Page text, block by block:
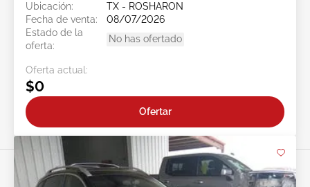
Ubicación:
TX - ROSHARON
Fecha de venta:
08/07/2026
Estado de la
oferta:
No has ofertado
Oferta actual:
$0
Ofertar